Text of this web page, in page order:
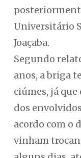
Universitário
Joaçaba.
Segundo
anos, a briga
ciúmes, já
dos
acordo com o
vinham